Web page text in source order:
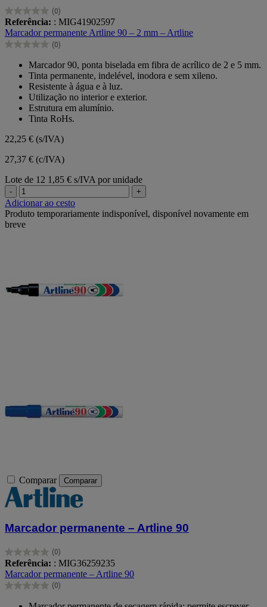
(0)
0.0
em
5
estrelas.
Referência: : MIG41902597
Marcador permanente Artline 90 – 2 mm – Artline
(0)
0.0
estrelas.
Marcador 90, ponta biselada em fibra de acrílico de 2 e 5 mm.
Tinta permanente, indelével, inodora e sem xileno.
Resistente à água e à luz.
Utilização no interior e exterior.
Estrutura em alumínio.
Tinta RoHs.
22,25 € (s/IVA)
27,37 € (c/IVA)
Lote de 12 1,85 € s/IVA por unidade
- +
Adicionar ao cesto
Produto temporariamente indisponível, disponível novamente em
breve
Comparar Comparar
Marcador permanente – Artline 90
(0)
0.0
em
5
estrelas.
Referência: : MIG36259235
Marcador permanente – Artline 90
(0)
0.0